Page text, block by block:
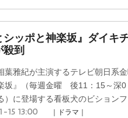
シッポと神楽坂』ダイキ
殺到
雅紀が主演するテレビ朝日系
坂』（毎週金曜 後11：15～深
）に登場する看板犬のビション
15 13:00 ｜ドラマ｜